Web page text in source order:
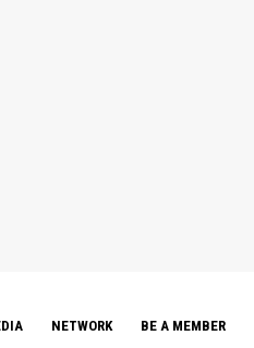
NETWORK BE A MEMBER